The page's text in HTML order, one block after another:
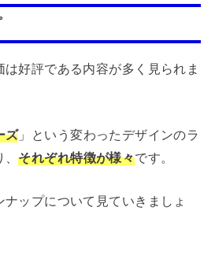
好評である内容が多く見られま
ズ」という変わったデザインのラ
、それぞれ特徴が様々です。
ップについて見ていきましょ